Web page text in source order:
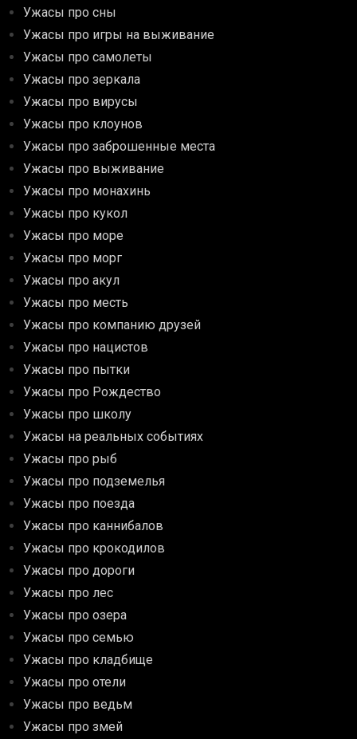
Ужасы про сны
Ужасы про игры на выживание
Ужасы про самолеты
Ужасы про зеркала
Ужасы про вирусы
Ужасы про клоунов
Ужасы про заброшенные места
Ужасы про выживание
Ужасы про монахинь
Ужасы про кукол
Ужасы про море
Ужасы про морг
Ужасы про акул
Ужасы про месть
Ужасы про компанию друзей
Ужасы про нацистов
Ужасы про пытки
Ужасы про Рождество
Ужасы про школу
Ужасы на реальных событиях
Ужасы про рыб
Ужасы про подземелья
Ужасы про поезда
Ужасы про каннибалов
Ужасы про крокодилов
Ужасы про дороги
Ужасы про лес
Ужасы про озера
Ужасы про семью
Ужасы про кладбище
Ужасы про отели
Ужасы про ведьм
Ужасы про змей